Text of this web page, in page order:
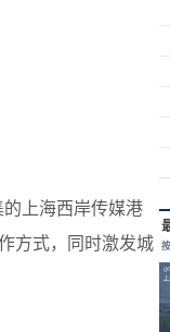
上海西岸传媒港
方式，同时激发城